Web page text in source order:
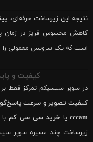
نتیجه این زیرساخت حرفه‌ای،
کاهش محسوس فریز در زمان
است که یک سرویس معمولی را
کیفیت و
در سوپر سیسیکم تمرکز فقط بر
کیفیت تصویر و سرعت
cccam یا خرید سی سی کمبا
زیرساخت چند مسیره سوپر